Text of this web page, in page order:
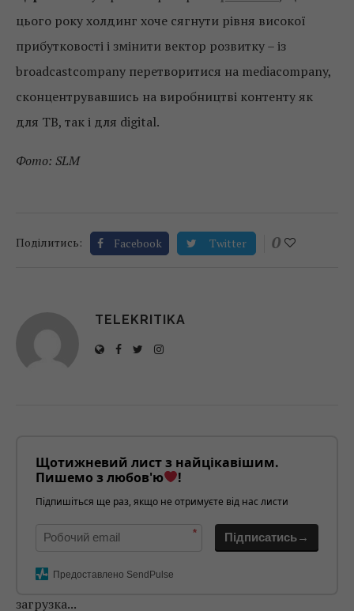
цього року холдинг хоче сягнути рівня високої
прибутковості і змінити вектор розвитку – із
broadcastcompany перетворитися на mediacompany,
сконцентрувавшись на виробництві контенту як
для ТВ, так і для digital.
Фото: SLM
Поділитись: Facebook Twitter 0
TELEKRITIKA
Щотижневий лист з найцікавішим.
Пишемо з любов'ю
!
Підпишіться ще раз, якщо не отримуєте від нас листи
* Підписатись→
Предоставлено SendPulse
загрузка...